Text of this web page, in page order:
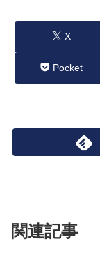
X
Pocket
関連記事